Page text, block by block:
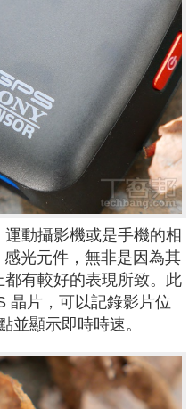
動攝影機或是手機的相
光元件，無非是因為其
有較好的表現所致。此
晶片，可以記錄影片位
並顯示即時時速。